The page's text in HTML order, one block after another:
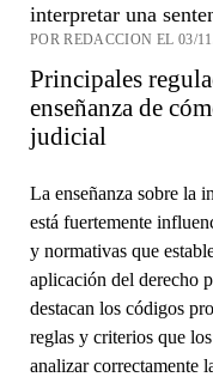
interpretar una
POR REDACCION EL 03/
Principales
enseñanza de
judicial
La enseñanza sobre la
está fuertemente
y normativas que
aplicación del derecho
destacan los códigos
reglas y criterios que
analizar correctamente